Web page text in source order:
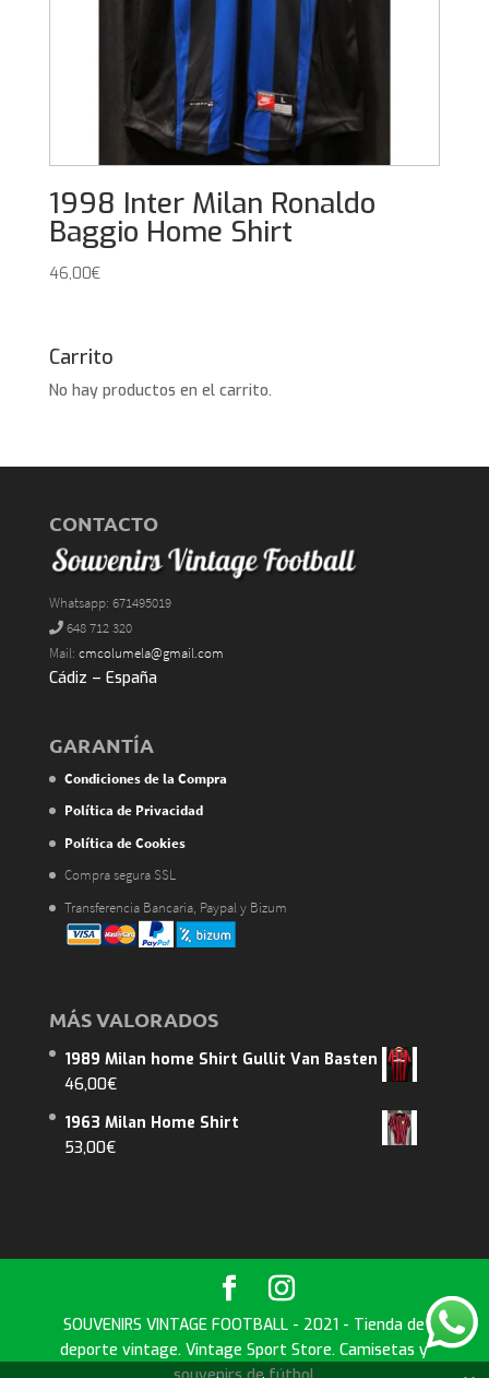
1998 Inter Milan Ronaldo
Baggio Home Shirt
46,00€
Carrito
No hay productos en el carrito.
CONTACTO
Whatsapp: 671495019
648 712 320
Mail: cmcolumela@gmail.com
Cádiz – España
GARANTÍA
Condiciones de la Compra
Política de Privacidad
Política de Cookies
Compra segura SSL
Transferencia Bancaria, Paypal y Bizum
MÁS VALORADOS
1989 Milan home Shirt Gullit Van Basten
46,00€
1963 Milan Home Shirt
53,00€
SOUVENIRS VINTAGE FOOTBALL - 2021 - Tienda de
deporte vintage. Vintage Sport Store. Camisetas y